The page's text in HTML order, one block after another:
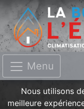
Menu
Nous utilisons
meilleure